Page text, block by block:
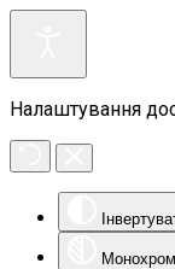
Налаштування